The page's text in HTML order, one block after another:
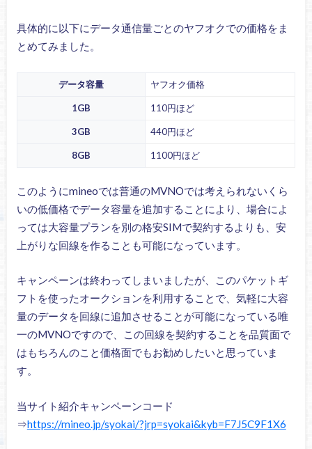
具体的に以下にデータ通信量ごとのヤフオクでの価格をま
とめてみました。
データ容量 ヤフオク価格
1GB 110円ほど
3GB 440円ほど
8GB 1100円ほど
このようにmineoでは普通のMVNOでは考えられないくら
いの低価格でデータ容量を追加することにより、場合によ
っては大容量プランを別の格安SIMで契約するよりも、安
上がりな回線を作ることも可能になっています。
キャンペーンは終わってしまいましたが、このパケットギ
フトを使ったオークションを利用することで、気軽に大容
量のデータを回線に追加させることが可能になっている唯
一のMVNOですので、この回線を契約することを品質面で
はもちろんのこと価格面でもお勧めしたいと思っていま
す。
当サイト紹介キャンペーンコード
⇒https://mineo.jp/syokai/?jrp=syokai&kyb=F7J5C9F1X6